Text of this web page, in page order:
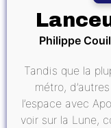
Philippe
Tandis que la
métro,
l’espace avec
voir sur la Lune,